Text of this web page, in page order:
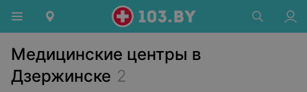
Медицинские центры в
Дзержинске 2